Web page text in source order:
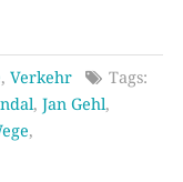
, Verkehr
Tags:
, Jan Gehl,
,